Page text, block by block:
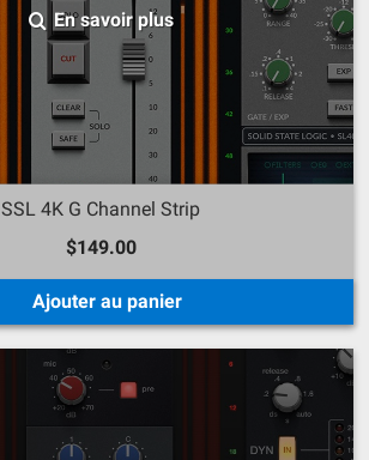
En savoir plus
SSL 4K G Channel Strip
$149.00
Ajouter au panier